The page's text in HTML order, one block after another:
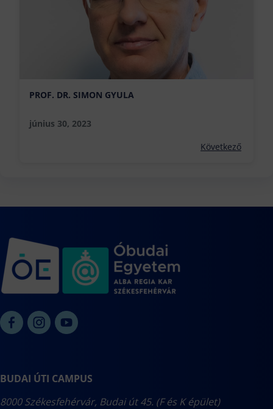
PROF. DR. SIMON GYULA
június 30, 2023
Következő
BUDAI ÚTI CAMPUS
8000 Székesfehérvár, Budai út 45. (F és K épület)